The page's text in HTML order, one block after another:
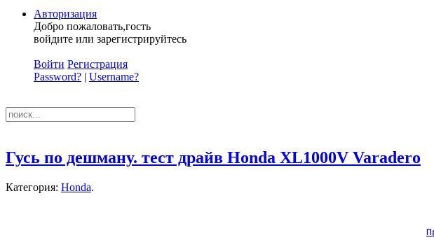
Авторизация
Добро пожаловать,гость
войдите или зарегистрируйтесь
Войти Регистрация
Password? | Username?
Гусь по дешману. тест драйв Honda XL1000V Varadero
Категория: Honda.